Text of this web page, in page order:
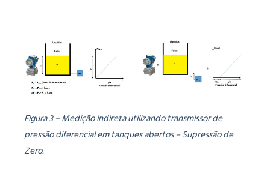
Figura 3 – Medição indireta utilizando transmissor de
pressão diferencial em tanques abertos – Supressão de
Zero.